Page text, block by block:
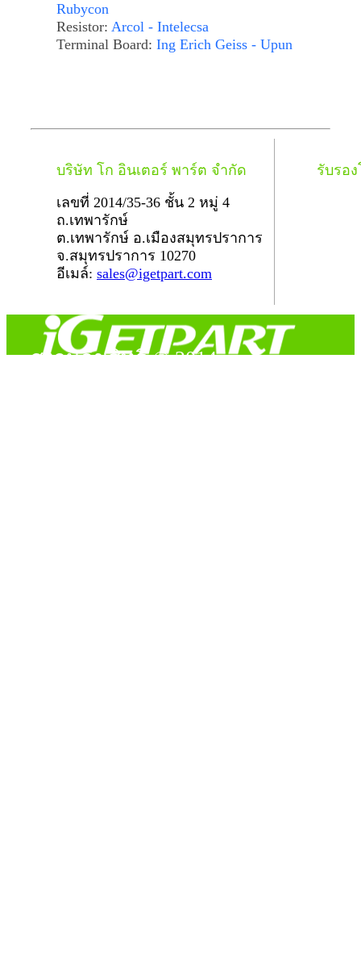
Rubycon
Resistor: Arcol - Intelecsa
Terminal Board: Ing Erich Geiss - Upun
บริษัท โก อินเตอร์ พาร์ต จำกัด
เลขที่ 2014/35-36 ชั้น 2 หมู่ 4
ถ.เทพารักษ์
ต.เทพารักษ์ อ.เมืองสมุทรปราการ
จ.สมุทรปราการ 10270
อีเมล์: sales@igetpart.com
รับรอ
สงวนลิขสิทธิ์ © 2014